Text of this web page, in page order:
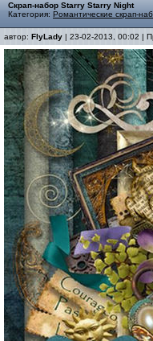
Скрап-набор Starry Starry Night
Категория: Романтические скрап-
автор: FlyLady | 23-02-2013, 00:02 |